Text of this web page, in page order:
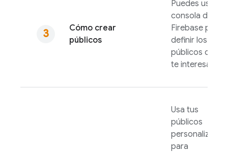
Cómo crear
públicos
Puedes usar la
consola de
Firebase para
definir los
públicos que
te interesan.
Usa tus
públicos
personalizados
para